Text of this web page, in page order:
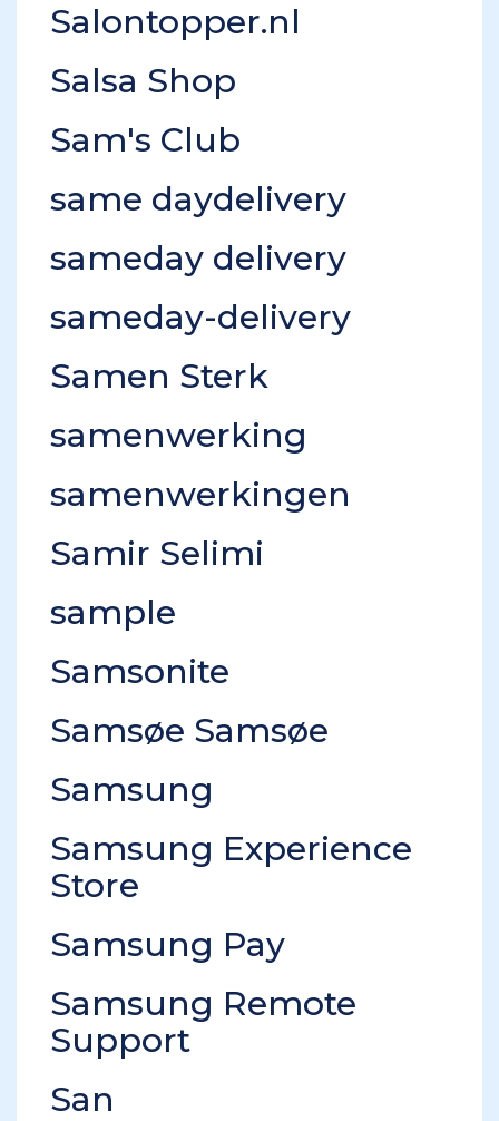
Salontopper.nl
Salsa Shop
Sam's Club
same daydelivery
sameday delivery
sameday-delivery
Samen Sterk
samenwerking
samenwerkingen
Samir Selimi
sample
Samsonite
Samsøe Samsøe
Samsung
Samsung Experience
Store
Samsung Pay
Samsung Remote
Support
San